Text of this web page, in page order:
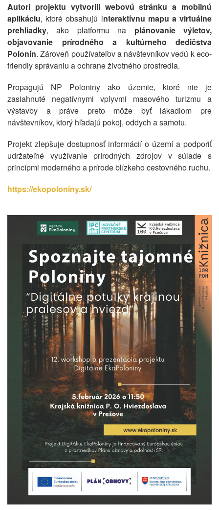
Autori projektu vytvorili webovú stránku a mobilnú
aplikáciu, ktoré obsahujú interaktívnu mapu a virtuálne
prehliadky, ako platformu na plánovanie výletov,
objavovanie prírodného a kultúrneho dedičstva
Polonín. Zároveň používateľov a návštevníkov vedú k eco-
friendly správaniu a ochrane životného prostredia.
Propagujú NP Poloniny ako územie, ktoré nie je
zasiahnuté negatívnymi vplyvmi masového turizmu a
výstavby a práve preto môže byť lákadlom pre
návštevníkov, ktorý hľadajú pokoj, oddych a samotu.
Projekt zlepšuje dostupnosť informácií o území a podporiť
udržateľné využívanie prírodných zdrojov v súlade s
princípmi moderného a prírode blízkeho cestovného ruchu.
https://ekopoloniny.sk/